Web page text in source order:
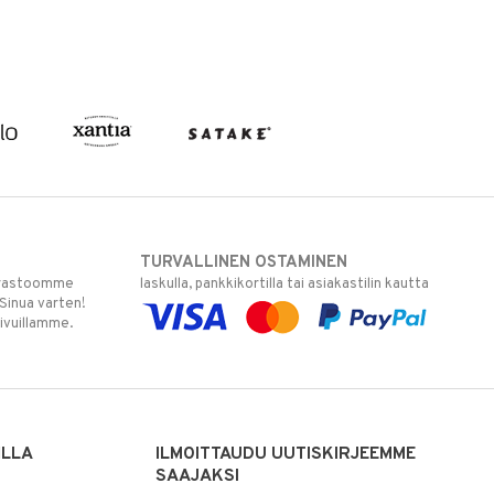
varten!
TURVALLINEN OSTAMINEN
laskulla, pankkikortilla tai asiakastilin kautta
ILMOITTAUDU UUTISKIRJEEMME
SAAJAKSI